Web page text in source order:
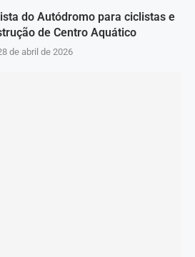
do Autódromo para ciclistas e
de Centro Aquático
de abril de 2026